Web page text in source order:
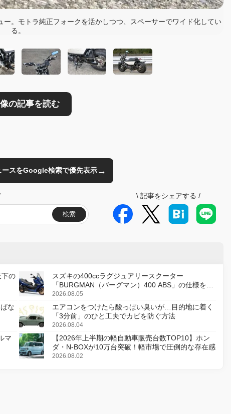
。モトラ純正フォークを活かしつつ、スペーサーでワイド化してい
る。
スをGoogle検索で優先表示→
検索
\ 記事をシェアする /
下の
スズキの400ccラグジュアリースクーター
「BURGMAN（バーグマン）400 ABS」の仕様を変
更し、8月18日に発売
2026.08.05
な
エアコンをつけたら酸っぱい臭いが…目的地に着く
「3分前」のひと工夫でカビを防ぐ方法
2026.08.04
マ
【2026年上半期の軽自動車販売台数TOP10】ホン
ダ・N-BOXが10万台突破！軽市場で圧倒的な存在感
2026.08.02